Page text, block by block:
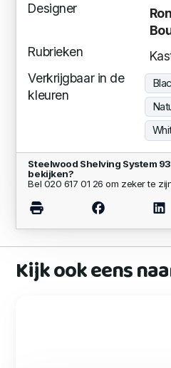
Designer
Rubrieken
Verkrijgbaar in de
kleuren
Steelwood Shelving System
bekijken?
Bel 020 617 01 26 om zeker te
Kijk ook eens